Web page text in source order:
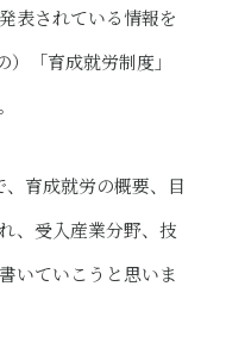
表されている情報を
「育成就労制度」
育成就労の概要、目
、受入産業分野、技
いていこうと思いま